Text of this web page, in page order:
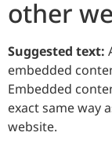
other
Suggested text:
embedded
Embedded
exact same way
website.